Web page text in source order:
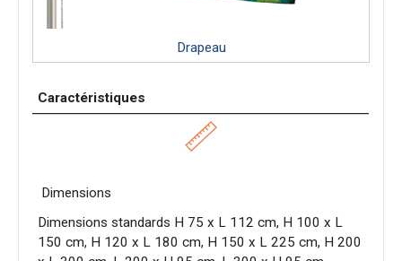
Drapeau
Caractéristiques
Dimensions
Dimensions standards H 75 x L 112 cm, H 100 x L
150 cm, H 120 x L 180 cm, H 150 x L 225 cm, H 200